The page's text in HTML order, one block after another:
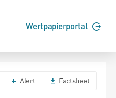
Wertpapierportal
Alert Factsheet